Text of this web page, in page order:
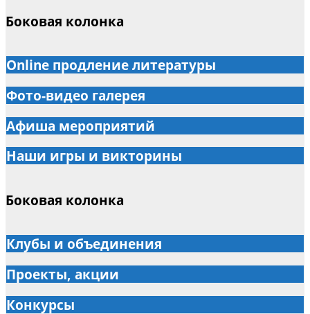
Боковая колонка
Online продление литературы
Фото-видео галерея
Афиша мероприятий
Наши игры и викторины
Боковая колонка
Клубы и объединения
Проекты, акции
Конкурсы